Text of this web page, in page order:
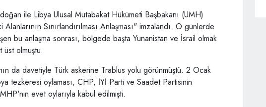
ile Libya Ulusal Mutabakat Hükümeti Başbakanı (UMH)
Sınırlandırılması Anlaşması" imzalandı. O günlerde
bu anlaşma sonrası, bölgede başta Yunanistan ve İsrail olmak
olmuştu.
da davetiyle Türk askerine Trablus yolu görünmüştü. 2 Ocak
tezkeresi oylaması, CHP, İYİ Parti ve Saadet Partisinin
evet oylarıyla kabul edilmişti.